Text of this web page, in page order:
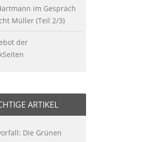
im Gespräch
Müller (Teil 2/3)
der
ARTIKEL
Die Grünen